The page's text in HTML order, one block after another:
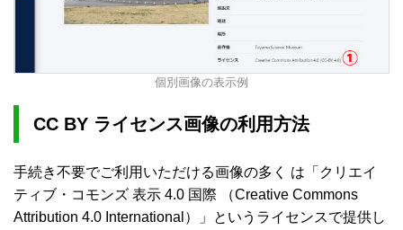
個別画像の表示例
CC BY ライセンス画像の利用方法
手続き不要でご利用いただける画像の多く
は「クリエイ
ティブ・コモンズ 表示 4.0 国際 （Creative Commons
Attribution 4.0 International）」というライセンスで提供し